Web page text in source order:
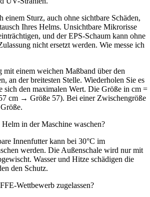
einem Sturz, auch ohne sichtbare Schäden,
Ihres Helms. Unsichtbare Mikrorisse
und der EPS-Schaum kann ohne
nicht ersetzt werden. Wie messe ich
einem weichen Maßband über den
an der breitesten Stelle. Wiederholen Sie es
sich den maximalen Wert. Die Größe in cm =
cm → Größe 57). Bei einer Zwischengröße
in der Maschine waschen?
Innenfutter kann bei 30°C im
werden. Die Außenschale wird nur mit
Wasser und Hitze schädigen die
den Schutz.
Wettbewerb zugelassen?